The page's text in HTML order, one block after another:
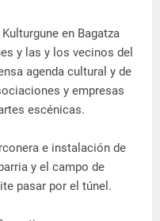
en Bagatza
y las y los vecinos del
agenda cultural y de
y empresas
escénicas.
e instalación de
y el campo de
pasar por el túnel.